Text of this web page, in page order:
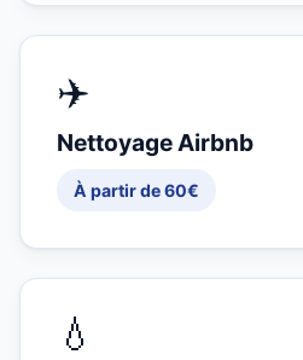
✈️
Nettoyage Airbnb
À partir de 60€
💧